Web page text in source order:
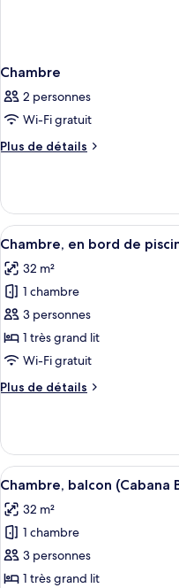
Chambre
2 personnes
Wi-Fi gratuit
Plus de détails
Plus
le
type
de
Chambre
Afficher
toutes
les
photos
pour
ce
type
chambre :
bord
de
piscine
(Cabana
Building)
7
Chambre, en bord de
32 m²
1 chambre
3 personnes
1 très grand lit
Wi-Fi gratuit
Plus de détails
Plus
le
type
de
Chambre,
en
de
piscine
Afficher
toutes
les
photos
pour
ce
7
Chambre, balcon (Cabana
32 m²
1 chambre
3 personnes
1 très grand lit